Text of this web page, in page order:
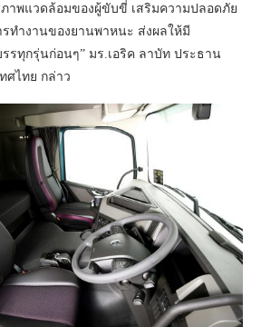
าพแวดล้อมของผู้ขับขี่ เสริมความปลอดภัย
ทำงานของยานพาหนะ ส่งผลให้มี
รทุกรุ่นก่อนๆ” มร.เอริค ลาบัท ประธาน
ศไทย กล่าว